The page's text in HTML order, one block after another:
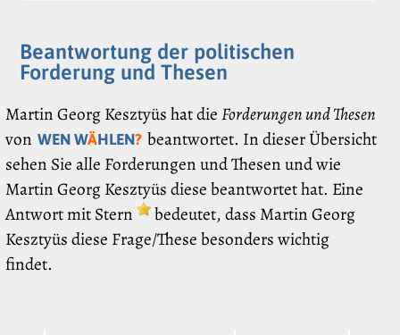
Beantwortung der politischen
Forderung und Thesen
Martin Georg Kesztyüs hat dieForderungen und Thesen
von WEN WÄHLEN? beantwortet. In dieser Übersicht
sehen Sie alle Forderungen und Thesen und wie
Martin Georg Kesztyüs diese beantwortet hat. Eine
Antwort mit Stern
bedeutet, dass Martin Georg
Kesztyüs diese Frage/These besonders wichtig
findet.